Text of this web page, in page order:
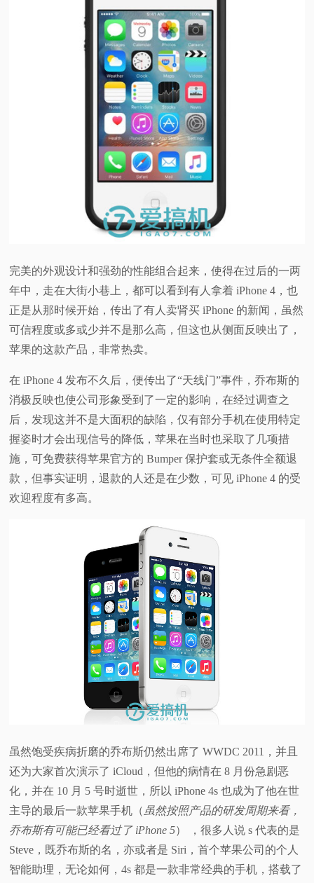
完美的外观设计和强劲的性能组合起来，使得在过后的一两
年中，走在大街小巷上，都可以看到有人拿着 iPhone 4，也
正是从那时候开始，传出了有人卖肾买 iPhone 的新闻，虽然
可信程度或多或少并不是那么高，但这也从侧面反映出了，
苹果的这款产品，非常热卖。
在 iPhone 4 发布不久后，便传出了“天线门”事件，乔布斯的
消极反映也使公司形象受到了一定的影响，在经过调查之
后，发现这并不是大面积的缺陷，仅有部分手机在使用特定
握姿时才会出现信号的降低，苹果在当时也采取了几项措
施，可免费获得苹果官方的 Bumper 保护套或无条件全额退
款，但事实证明，退款的人还是在少数，可见 iPhone 4 的受
欢迎程度有多高。
虽然饱受疾病折磨的乔布斯仍然出席了 WWDC 2011，并且
还为大家首次演示了 iCloud，但他的病情在 8 月份急剧恶
化，并在 10 月 5 号时逝世，所以 iPhone 4s 也成为了他在世
主导的最后一款苹果手机（ 虽然按照产品的研发周期来看，
乔布斯有可能已经看过了 iPhone 5） ，很多人说 s 代表的是
Steve，既乔布斯的名，亦或者是 Siri，首个苹果公司的个人
智能助理，无论如何，4s 都是一款非常经典的手机，搭载了